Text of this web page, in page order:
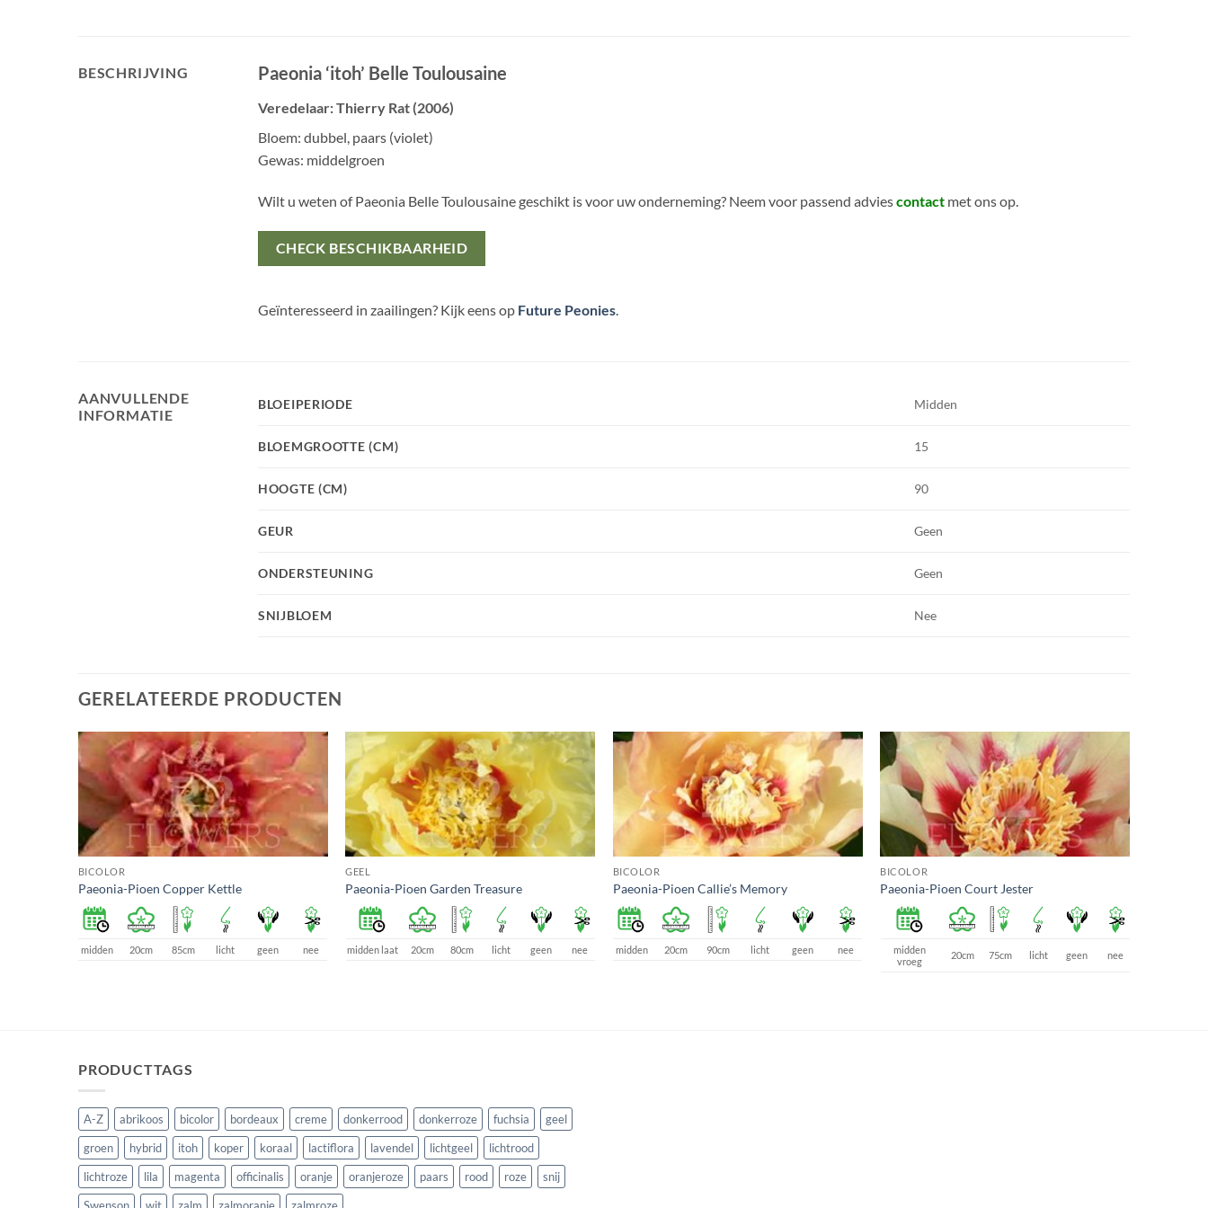
BESCHRIJVING Paeonia ‘itoh’ Belle Toulousaine
Veredelaar: Thierry Rat (2006)
Bloem: dubbel, paars (violet)
Gewas: middelgroen
Wilt u weten of Paeonia Belle Toulousaine geschikt is voor uw onderneming? Neem voor passend adviescontact met ons op.
CHECK BESCHIKBAARHEID
Geïnteresseerd in zaailingen? Kijk eens op Future Peonies.
AANVULLENDE
INFORMATIE
BLOEIPERIODE Midden
BLOEMGROOTTE (CM) 15
HOOGTE (CM) 90
GEUR Geen
ONDERSTEUNING Geen
SNIJBLOEM Nee
GERELATEERDE PRODUCTEN
BICOLOR
Paeonia-Pioen Copper Kettle
midden 20cm 85cm licht geen nee
GEEL
Paeonia-Pioen Garden Treasure
midden laat 20cm 80cm licht geen nee
BICOLOR
Paeonia-Pioen Callie’s Memory
midden 20cm 90cm licht geen nee
BICOLOR
Paeonia-Pioen Court Jester
midden
vroeg
20cm 75cm licht geen nee
PRODUCTTAGS
A-Z abrikoos bicolor bordeaux creme donkerrood donkerroze fuchsia
geel
groen
hybrid itoh koper koraal lactiflora lavendel lichtgeel
lichtrood
lichtroze
lila magenta officinalis oranje oranjeroze paars rood roze
snij